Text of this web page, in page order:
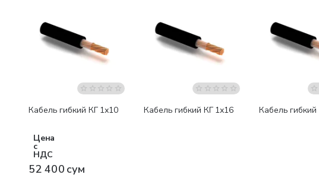
Бестселлер
Кабель гибкий КГ 1х10
Цена
с
НДС
52 400 сум
Кабель гибкий КГ 1х16 Кабель гибкий